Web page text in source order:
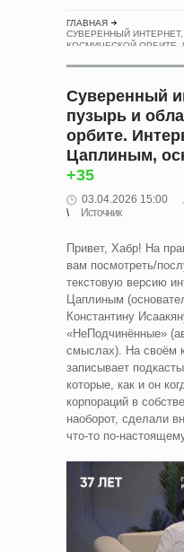
ГЛАВНАЯ
СУВЕРЕННЫЙ
КОСМИЧЕСКОЙ ОРБИТЕ.
Суверенный
пузырь и
орбите.
Цаплиным,
+35
03.04.2026 15:00
Источник
Привет, Хабр! На
вам посмотреть/
текстовую версию
Цаплиным
Константину
«НеПодчинённые»
смыслах). На своём
записывает
которые, как и он
корпораций в
наоборот, сделали
что-то по-